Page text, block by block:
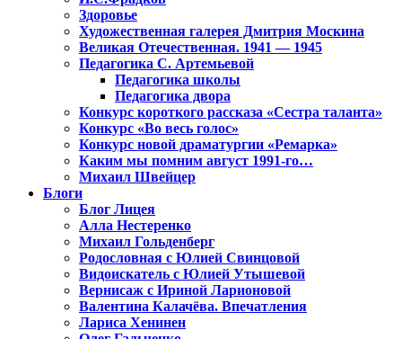
Здоровье
Художественная галерея Дмитрия Москина
Великая Отечественная. 1941 — 1945
Педагогика С. Артемьевой
Педагогика школы
Педагогика двора
Конкурс короткого рассказа «Сестра таланта»
Конкурс «Во весь голос»
Конкурс новой драматургии «Ремарка»
Каким мы помним август 1991-го…
Михаил Швейцер
Блоги
Блог Лицея
Алла Нестеренко
Михаил Гольденберг
Родословная с Юлией Свинцовой
Видоискатель с Юлией Утышевой
Вернисаж с Ириной Ларионовой
Валентина Калачёва. Впечатления
Лариса Хенинен